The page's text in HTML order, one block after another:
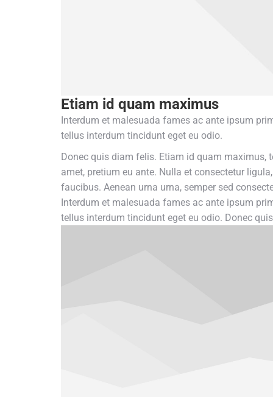
Etiam id quam maximus
Interdum et malesuada fames ac ante ipsum
tellus interdum tincidunt eget eu odio.
Donec quis diam felis. Etiam id quam maximus,
amet, pretium eu ante. Nulla et consectetur
faucibus. Aenean urna urna, semper sed
Interdum et malesuada fames ac ante ipsum
tellus interdum tincidunt eget eu odio. Donec